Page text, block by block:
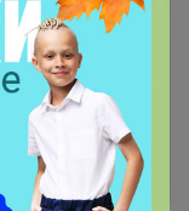
вопрос
на сайте